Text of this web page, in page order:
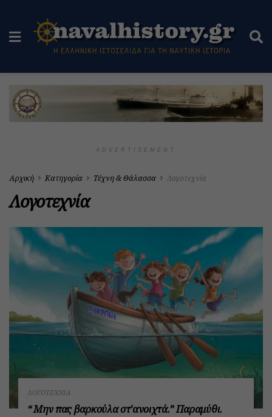
ADVERTISEMENT
Αρχική Κατηγορία Τέχνη & Θάλασσα Λογοτεχνία
Λογοτεχνία
ΛΟΓΟΤΕΧΝΊΑ
“ Μην πας βαρκούλα στ’ανοιχτά.” Παραμύθι.